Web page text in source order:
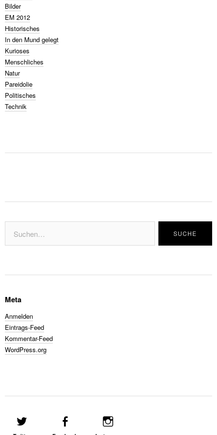
Bilder
EM 2012
Historisches
In den Mund gelegt
Kurioses
Menschliches
Natur
Pareidolie
Politisches
Technik
Meta
Anmelden
Eintrags-Feed
Kommentar-Feed
WordPress.org